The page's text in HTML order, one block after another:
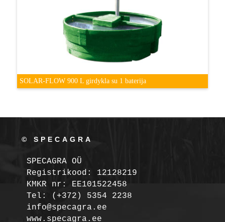
SOLAR-FLOW 900 L girdykla su 1 baterija
© SPECAGRA
SPECAGRA OÜ
Registrikood: 12128219
KMKR nr: EE101522458
Tel: (+372) 5354 2238
info@specagra.ee